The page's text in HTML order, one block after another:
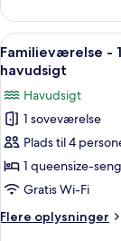
værelse
2
enkeltsenge
Indlæs
alle
billeder
af
Familieværelse
-
1
queensize-
seng
med
5
Familieværelse -
havudsigt
Havudsigt
1 soveværelse
Plads til 4
1 queensize-
Gratis Wi-Fi
Flere oplysninger
Flere